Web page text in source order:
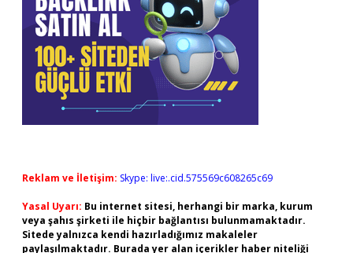
Reklam ve İletişim: Skype: live:.cid.575569c608265c69
Yasal Uyarı: Bu internet sitesi, herhangi bir marka, kurum
veya şahıs şirketi ile hiçbir bağlantısı bulunmamaktadır.
Sitede yalnızca kendi hazırladığımız makaleler
paylaşılmaktadır. Burada yer alan içerikler haber niteliği